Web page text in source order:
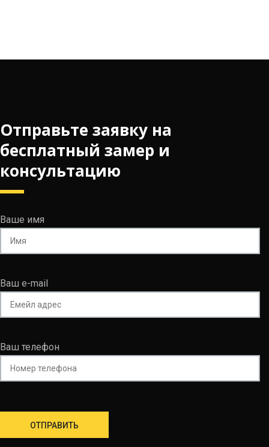
Отправьте заявку на
бесплатный замер и
консультацию
Ваше имя
Ваш e-mail
Ваш телефон